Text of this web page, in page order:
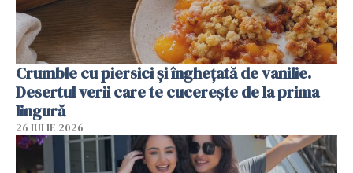
Crumble cu piersici și înghețată de vanilie.
Desertul verii care te cucerește de la prima
lingură
26 IULIE 2026